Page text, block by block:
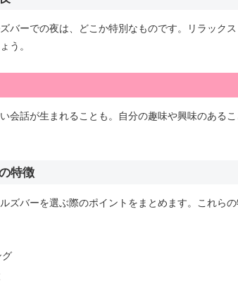
バーでの夜は、どこか特別なものです。リラック
う。
会話が生まれることも。自分の趣味や興味のある
特徴
ズバーを選ぶ際のポイントをまとめます。これら
グ